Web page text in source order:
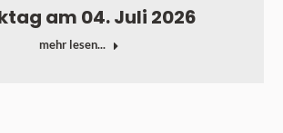
am 04. Juli 2026
mehr lesen...